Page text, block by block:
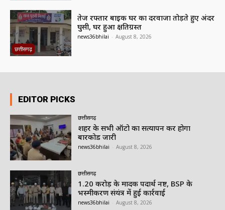
छत्तीसगढ़
तेज रफ्तार बाइक घर का दरवाजा तोड़ते हुए अंदर
घुसी, घर हुआ क्षतिग्रस्त
news36bhilai - August 8, 2026
EDITOR PICKS
छत्तीसगढ़
शहर के सभी ऑटो का सत्यापन कर होगा
बारकोड जारी
news36bhilai August 8, 2026
छत्तीसगढ़
1.20 करोड़ के मादक पदार्थ नष्ट, BSP के
भस्मीकरण संयंत्र में हुई कार्रवाई
news36bhilai August 8, 2026